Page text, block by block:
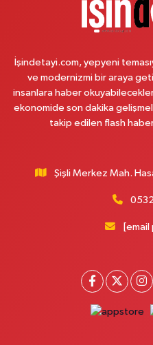
Nazan Eczanesi
0 (212) 419 24 18 Yol Tarifi
Pera Eczanesi
Mimar Sinan Mahallesi, Selçukhan
Kağıthane Sağlık
Nurtepe Mahallesi, Şehit Mustafa
Yol Tarifi
Yeni Mahallesi, 7053 Sokak No:23
İşindetayi.com, yepyeni
ve modernizmi bir araya
insanlara haber
ekonomide son dakika
takip edilen flash
Şişli Merkez Mah.